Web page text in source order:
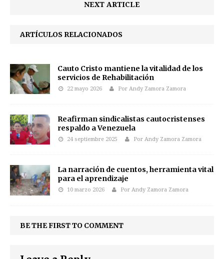
NEXT ARTICLE
ARTÍCULOS RELACIONADOS
Cauto Cristo mantiene la vitalidad de los
servicios de Rehabilitación
22 mayo 2026 Por Andy Zamora Zamora
Reafirman sindicalistas cautocristenses
respaldo a Venezuela
24 septiembre 2025 Por Andy Zamora Zamora
La narración de cuentos, herramienta vital
para el aprendizaje
10 marzo 2026 Por Andy Zamora Zamora
BE THE FIRST TO COMMENT